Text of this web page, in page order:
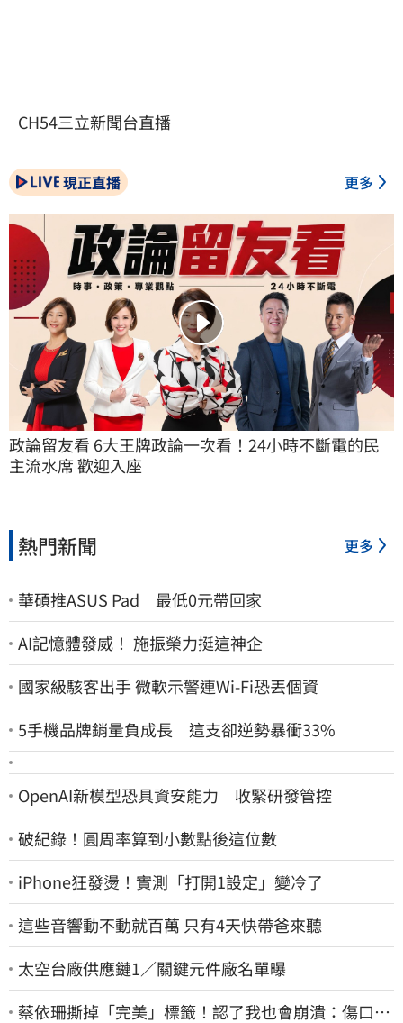
CH54三立新聞台直播
現正直播 更多
政論留友看 6大王牌政論一次看！24小時不斷電的民
主流水席 歡迎入座
熱門新聞 更多
華碩推ASUS Pad 最低0元帶回家
AI記憶體發威！ 施振榮力挺這神企
國家級駭客出手 微軟示警連Wi-Fi恐丟個資
5手機品牌銷量負成長 這支卻逆勢暴衝33%
OpenAI新模型恐具資安能力 收緊研發管控
破紀錄！圓周率算到小數點後這位數
iPhone狂發燙！實測「打開1設定」變冷了
這些音響動不動就百萬 只有4天快帶爸來聽
太空台廠供應鏈1／關鍵元件廠名單曝
蔡依珊撕掉「完美」標籤！認了我也會崩潰：傷口終